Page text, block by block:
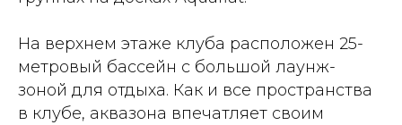
На верхнем этаже клуба расположен 25-
метровый бассейн с большой лаунж-
зоной для отдыха. Как и все пространства
в клубе, аквазона впечатляет своим